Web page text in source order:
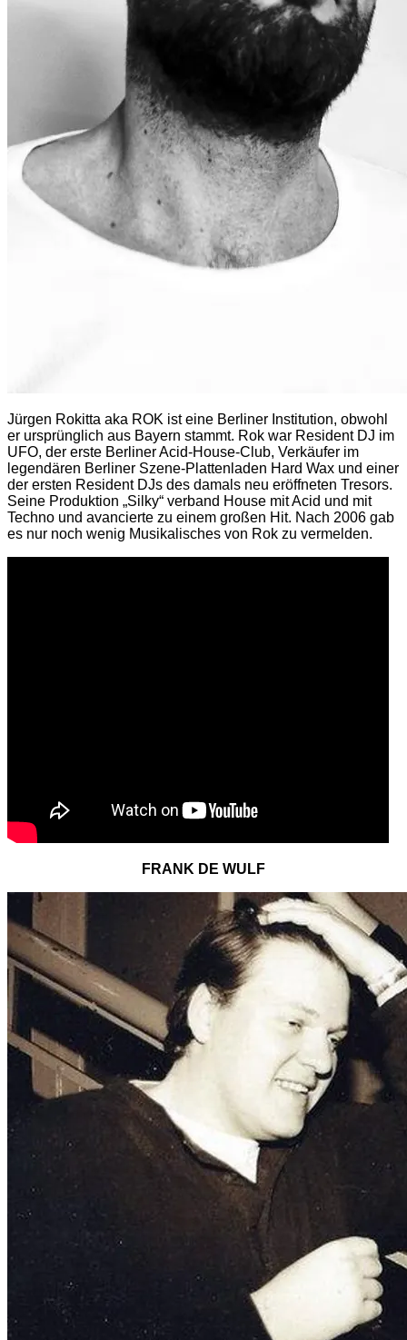
Jürgen Rokitta aka ROK ist eine Berliner Institution, obwohl
er ursprünglich aus Bayern stammt. Rok war Resident DJ im
UFO, der erste Berliner Acid-House-Club, Verkäufer im
legendären Berliner Szene-Plattenladen Hard Wax und einer
der ersten Resident DJs des damals neu eröffneten Tresors.
Seine Produktion „Silky“ verband House mit Acid und mit
Techno und avancierte zu einem großen Hit. Nach 2006 gab
es nur noch wenig Musikalisches von Rok zu vermelden.
FRANK DE WULF